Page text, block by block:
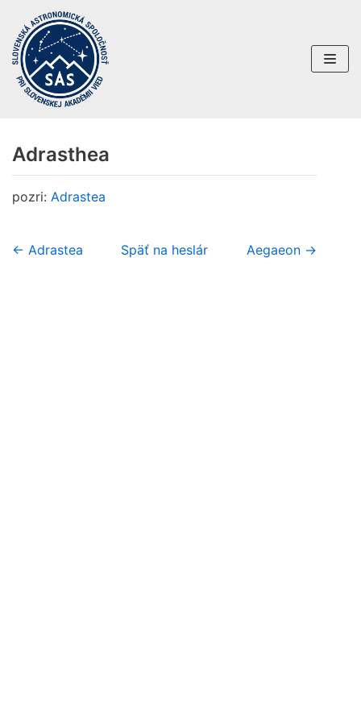
Preskočiť
na
obsah
Adrasthea
pozri: Adrastea
← Adrastea Späť na heslár Aegaeon →